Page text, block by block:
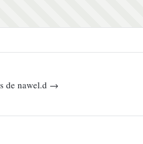
de nawel.d →